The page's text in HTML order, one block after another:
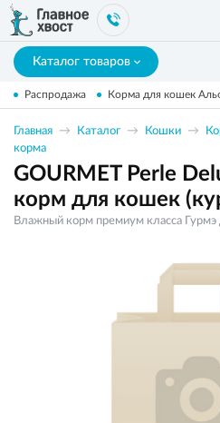
Каталог товаров
Распродажа Корма для кошек
Главная Каталог Кошки
корма
GOURMET Perle
корм для кошек
Влажный корм премиум класса